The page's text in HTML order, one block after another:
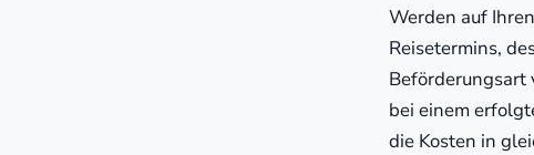
Werden auf
Reisetermins,
Beförderungsart
bei einem
die Kosten in